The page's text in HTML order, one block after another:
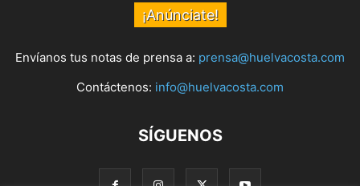
¡Anúnciate!
Envíanos tus notas de prensa a: prensa@huelvacosta.com
Contáctenos: info@huelvacosta.com
SÍGUENOS